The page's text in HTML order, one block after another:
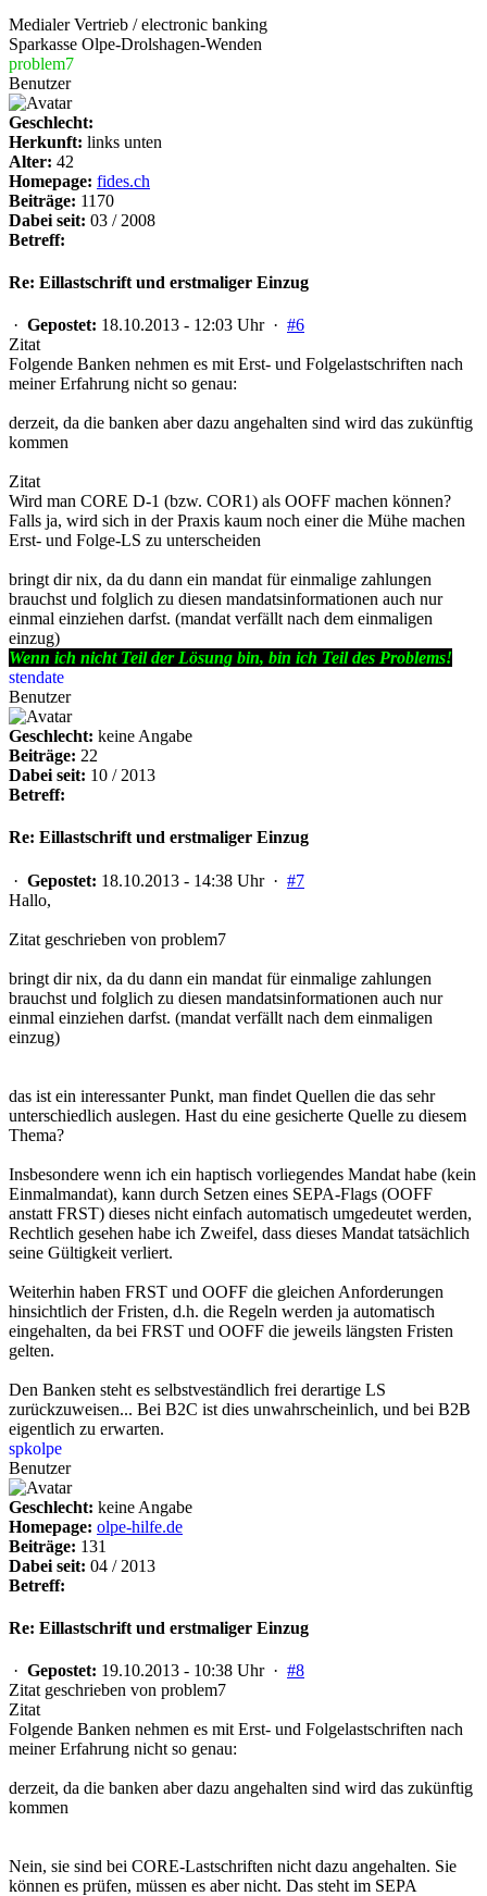
Medialer Vertrieb / electronic banking
Sparkasse Olpe-Drolshagen-Wenden
problem7
Benutzer
Geschlecht:
Herkunft: links unten
Alter: 42
Homepage: fides.ch
Beiträge: 1170
Dabei seit: 03 / 2008
Betreff:
Re: Eillastschrift und erstmaliger Einzug
· Gepostet: 18.10.2013 - 12:03 Uhr · #6
Zitat
Folgende Banken nehmen es mit Erst- und Folgelastschriften nach
meiner Erfahrung nicht so genau:
derzeit, da die banken aber dazu angehalten sind wird das zukünftig
kommen
Zitat
Wird man CORE D-1 (bzw. COR1) als OOFF machen können?
Falls ja, wird sich in der Praxis kaum noch einer die Mühe machen
Erst- und Folge-LS zu unterscheiden
bringt dir nix, da du dann ein mandat für einmalige zahlungen
brauchst und folglich zu diesen mandatsinformationen auch nur
einmal einziehen darfst. (mandat verfällt nach dem einmaligen
einzug)
Wenn ich nicht Teil der Lösung bin, bin ich Teil des Problems!
stendate
Benutzer
Geschlecht: keine Angabe
Beiträge: 22
Dabei seit: 10 / 2013
Betreff:
Re: Eillastschrift und erstmaliger Einzug
· Gepostet: 18.10.2013 - 14:38 Uhr · #7
Hallo,
Zitat geschrieben von problem7
bringt dir nix, da du dann ein mandat für einmalige zahlungen
brauchst und folglich zu diesen mandatsinformationen auch nur
einmal einziehen darfst. (mandat verfällt nach dem einmaligen
einzug)
das ist ein interessanter Punkt, man findet Quellen die das sehr
unterschiedlich auslegen. Hast du eine gesicherte Quelle zu diesem
Thema?
Insbesondere wenn ich ein haptisch vorliegendes Mandat habe (kein
Einmalmandat), kann durch Setzen eines SEPA-Flags (OOFF
anstatt FRST) dieses nicht einfach automatisch umgedeutet werden,
Rechtlich gesehen habe ich Zweifel, dass dieses Mandat tatsächlich
seine Gültigkeit verliert.
Weiterhin haben FRST und OOFF die gleichen Anforderungen
hinsichtlich der Fristen, d.h. die Regeln werden ja automatisch
eingehalten, da bei FRST und OOFF die jeweils längsten Fristen
gelten.
Den Banken steht es selbstveständlich frei derartige LS
zurückzuweisen... Bei B2C ist dies unwahrscheinlich, und bei B2B
eigentlich zu erwarten.
spkolpe
Benutzer
Geschlecht: keine Angabe
Homepage: olpe-hilfe.de
Beiträge: 131
Dabei seit: 04 / 2013
Betreff:
Re: Eillastschrift und erstmaliger Einzug
· Gepostet: 19.10.2013 - 10:38 Uhr · #8
Zitat geschrieben von problem7
Zitat
Folgende Banken nehmen es mit Erst- und Folgelastschriften nach
meiner Erfahrung nicht so genau:
derzeit, da die banken aber dazu angehalten sind wird das zukünftig
kommen
Nein, sie sind bei CORE-Lastschriften nicht dazu angehalten. Sie
können es prüfen, müssen es aber nicht. Das steht im SEPA